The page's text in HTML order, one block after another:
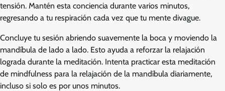
tensión. Mantén esta conciencia durante varios minutos,
regresando a tu respiración cada vez que tu mente divague.
Concluye tu sesión abriendo suavemente la boca y moviendo la
mandíbula de lado a lado. Esto ayuda a reforzar la relajación
lograda durante la meditación. Intenta practicar esta meditación
de mindfulness para la relajación de la mandíbula diariamente,
incluso si solo es por unos minutos.